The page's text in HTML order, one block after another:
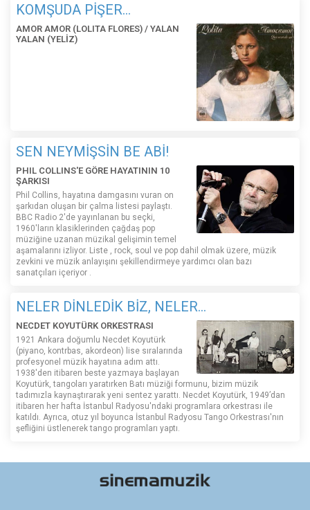
KOMŞUDA PİŞER...
AMOR AMOR (LOLITA FLORES) / YALAN
YALAN (YELİZ)
SEN NEYMİŞSİN BE ABİ!
PHIL COLLINS'E GÖRE HAYATININ 10
ŞARKISI
Phil Collins, hayatına damgasını vuran on
şarkıdan oluşan bir çalma listesi paylaştı.
BBC Radio 2'de yayınlanan bu seçki,
1960'ların klasiklerinden çağdaş pop
müziğine uzanan müzikal gelişimin temel
aşamalarını izliyor. Liste , rock, soul ve pop dahil olmak üzere, müzik
zevkini ve müzik anlayışını şekillendirmeye yardımcı olan bazı
sanatçıları içeriyor .
NELER DİNLEDİK BİZ, NELER...
NECDET KOYUTÜRK ORKESTRASI
1921 Ankara doğumlu Necdet Koyutürk
(piyano, kontrbas, akordeon) lise sıralarında
profesyonel müzik hayatına adım attı.
1938'den itibaren beste yazmaya başlayan
Koyutürk, tangoları yaratırken Batı müziği formunu, bizim müzik
tadımızla kaynaştırarak yeni sentez yarattı. Necdet Koyutürk, 1949’dan
itibaren her hafta İstanbul Radyosu'ndaki programlara orkestrası ile
katıldı. Ayrıca, otuz yıl boyunca İstanbul Radyosu Tango Orkestrası'nın
şefliğini üstlenerek tango programları yaptı.